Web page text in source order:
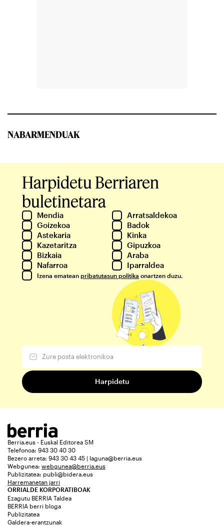
NABARMENDUAK
Harpidetu Berriaren
buletinetara
Mendia
Arratsaldekoa
Goizekoa
Badok
Astekaria
Kinka
Kazetaritza
Gipuzkoa
Bizkaia
Araba
Nafarroa
Iparraldea
Izena ematean pribatutasun politika onartzen duzu.
Berria.eus - Euskal Editorea SM
Telefonoa: 943 30 40 30
Bezero arreta: 943 30 43 45 | laguna@berria.eus
Webgunea: webgunea@berria.eus
Publizitatea: publi@bidera.eus
Harremanetan jarri
ORRIALDE KORPORATIBOAK
Ezagutu BERRIA Taldea
BERRIA berri bloga
Publizitatea
Galdera-erantzunak